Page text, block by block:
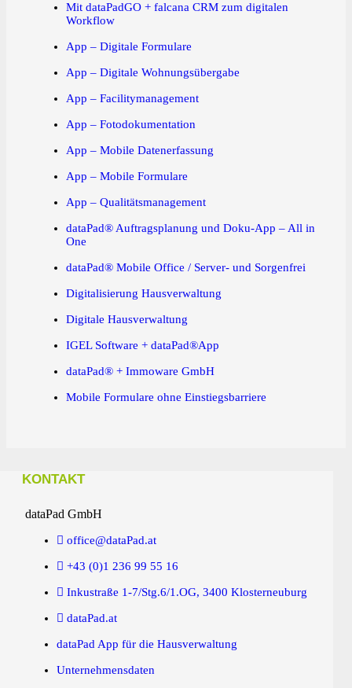
Mit dataPadGO + falcana CRM zum digitalen
Workflow
App – Digitale Formulare
App – Digitale Wohnungsübergabe
App – Facilitymanagement
App – Fotodokumentation
App – Mobile Datenerfassung
App – Mobile Formulare
App – Qualitätsmanagement
dataPad® Auftragsplanung und Doku-App – All in
One
dataPad® Mobile Office / Server- und Sorgenfrei
Digitalisierung Hausverwaltung
Digitale Hausverwaltung
IGEL Software + dataPad®App
dataPad® + Immoware GmbH
Mobile Formulare ohne Einstiegsbarriere
KONTAKT
dataPad GmbH
office@dataPad.at
+43 (0)1 236 99 55 16
Inkustraße 1-7/Stg.6/1.OG, 3400 Klosterneuburg
dataPad.at
dataPad App für die Hausverwaltung
Unternehmensdaten